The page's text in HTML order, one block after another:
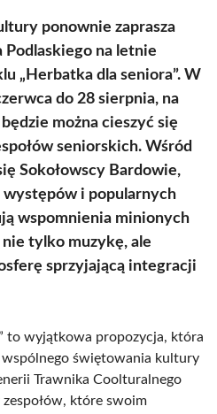
ponownie zaprasza
Podlaskiego na letnie
„Herbatka dla seniora”. W
do 28 sierpnia, na
można cieszyć się
seniorskich. Wśród
Sokołowscy Bardowie,
występów i popularnych
wspomnienia minionych
nie tylko muzykę, ale
sprzyjającą integracji
to wyjątkowa propozycja, która
wspólnego świętowania kultury
Trawnika Coolturalnego
które swoim